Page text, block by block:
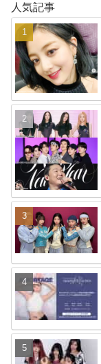
人気記事